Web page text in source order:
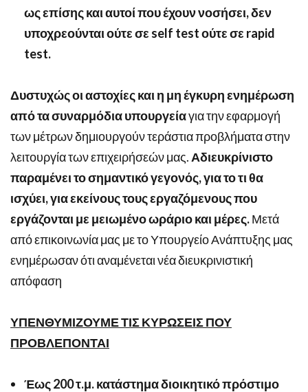
ως επίσης και αυτοί που έχουν νοσήσει, δεν
υποχρεούνται ούτε σε self testούτε σε rapid
test.
Δυστυχώς οι αστοχίες και η μη έγκυρη ενημέρωση
από τα συναρμόδια υπουργείαγια την εφαρμογή
των μέτρων δημιουργούν τεράστια προβλήματα στην
λειτουργία των επιχειρήσεών μας. Αδιευκρίνιστο
παραμένει το σημαντικό γεγονός, για το τι θα
ισχύει, για εκείνους τους εργαζόμενους που
εργάζονται με μειωμένο ωράριο και μέρες.Μετά
από επικοινωνία μας με το Υπουργείο Ανάπτυξης μας
ενημέρωσαν ότι αναμένεται νέα διευκρινιστική
απόφαση
ΥΠΕΝΘΥΜΙΖΟΥΜΕ ΤΙΣ ΚΥΡΩΣΕΙΣ ΠΟΥ
ΠΡΟΒΛΕΠΟΝΤΑΙ
Έως 200 τ.μ. κατάστημα διοικητικό πρόστιμο